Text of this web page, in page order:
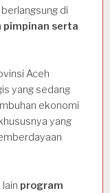
di
pimpinan serta
Aceh
yang sedang
ekonomi
yang
program